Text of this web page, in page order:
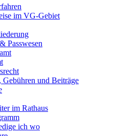
im VG-Gebiet
Passwesen
Gebühren und Beiträge
im Rathaus
ich wo